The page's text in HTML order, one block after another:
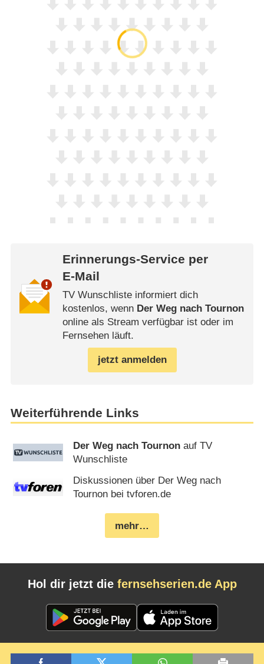
Erinnerungs-Service per
E-Mail
TV Wunschliste informiert dich
kostenlos, wenn Der Weg nach Tournon
online als Stream verfügbar ist oder im
Fernsehen läuft.
jetzt anmelden
Weiterführende Links
Der Weg nach Tournon auf TV
Wunschliste
Diskussionen über Der Weg nach
Tournon bei tvforen.de
mehr…
Hol dir jetzt die fernsehserien.de App